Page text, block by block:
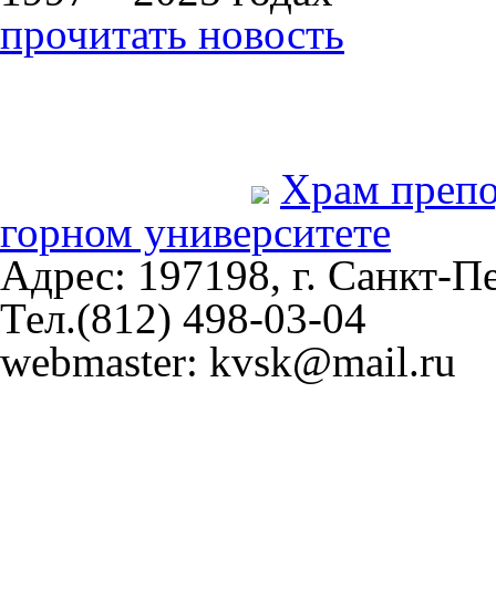
прочитать новость
Храм
горном университете
Адрес: 197198, г. Санкт-
Тел.(812) 498-03-04
webmaster: kvsk@mail.ru